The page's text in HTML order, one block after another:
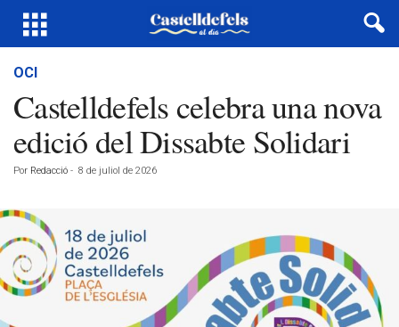
OCI
Castelldefels celebra una nova
edició del Dissabte Solidari
Por Redacció - 8 de juliol de 2026